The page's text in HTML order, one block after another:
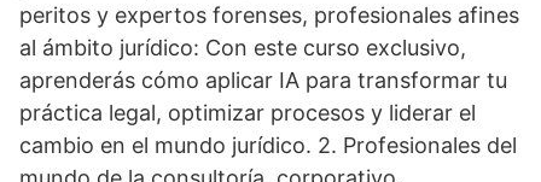
peritos y expertos forenses, profesionales afines
al ámbito jurídico: Con este curso exclusivo,
aprenderás cómo aplicar IA para transformar tu
práctica legal, optimizar procesos y liderar el
cambio en el mundo jurídico. 2. Profesionales del